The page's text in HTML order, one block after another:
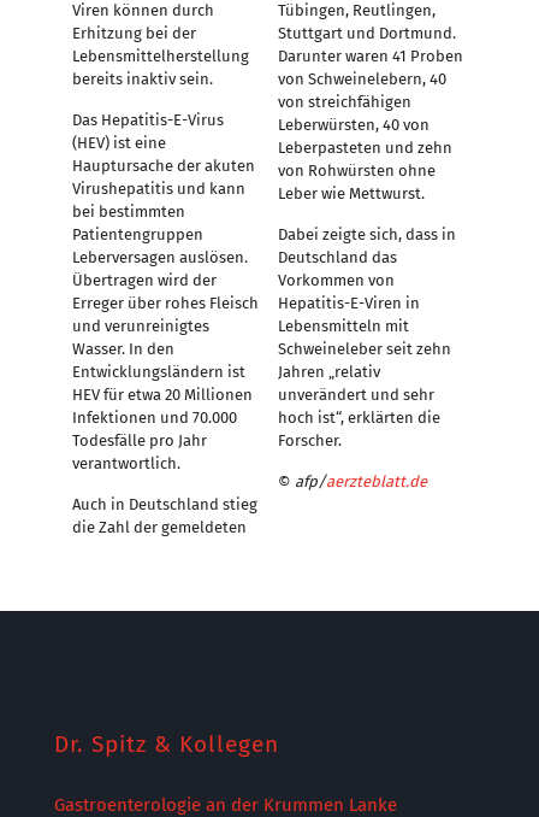
Viren können durch
Erhitzung bei der
Lebensmittelherstellung
bereits inaktiv sein.
Das Hepatitis-E-Virus
(HEV) ist eine
Hauptursache der akuten
Virushepatitis und kann
bei bestimmten
Patientengruppen
Leberversagen auslösen.
Übertragen wird der
Erreger über rohes Fleisch
und verunreinigtes
Wasser. In den
Entwicklungsländern ist
HEV für etwa 20 Millionen
Infektionen und 70.000
Todesfälle pro Jahr
verantwortlich.
Auch in Deutschland stieg
die Zahl der gemeldeten
Tübingen, Reutlingen,
Stuttgart und Dortmund.
Darunter waren 41 Proben
von Schweinelebern, 40
von streichfähigen
Leberwürsten, 40 von
Leberpasteten und zehn
von Rohwürsten ohne
Leber wie Mettwurst.
Dabei zeigte sich, dass in
Deutschland das
Vorkommen von
Hepatitis-E-Viren in
Lebens­mitteln mit
Schweineleber seit zehn
Jahren „relativ
unverändert und sehr
hoch ist“, erklärten die
Forscher.
© afp/aerzteblatt.de
Dr. Spitz & Kollegen
Gastroenterologie an der Krummen Lanke